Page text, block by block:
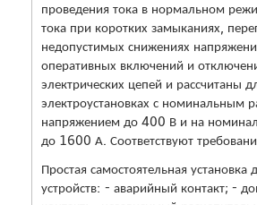
проведения тока в нормальном
тока при коротких замыканиях,
недопустимых снижениях
оперативных включений и
электрических цепей и рассчитаны
электроустановках с номинальным
напряжением до 400 В и на
до 1600 А. Соответствуют
Простая самостоятельная установка
устройств: - аварийный контакт; -